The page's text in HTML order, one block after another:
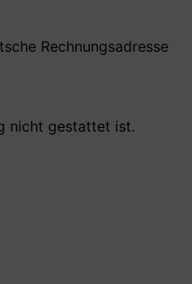
Rechnungsadresse
nicht gestattet ist.